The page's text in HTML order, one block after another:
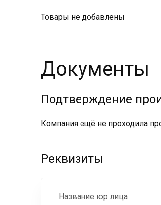
Товары не добавлены
Документы
Подтверждение
Компания ещё не проходила
Реквизиты
Название юр лица